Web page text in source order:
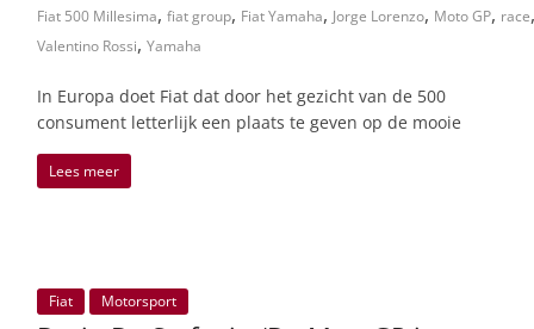
Fiat 500 Millesima, fiat group, Fiat Yamaha, Jorge Lorenzo, Moto GP, race,
Valentino Rossi, Yamaha
In Europa doet Fiat dat door het gezicht van de 500
consument letterlijk een plaats te geven op de mooie
Lees meer
Fiat Motorsport